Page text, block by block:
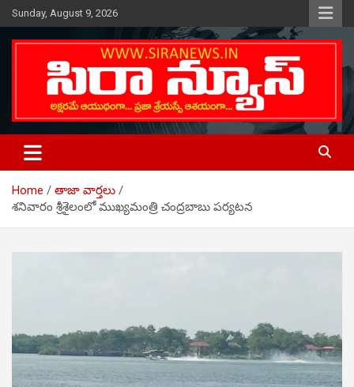
Skip
to
content
Sunday, August 9, 2026
SIRA NEWS
Telugu Online News Daily
Home
తాజా వార్తలు
శనివారం శ్రీశైలంలో ముఖ్యమంత్రి చంద్రబాబు పర్యటన